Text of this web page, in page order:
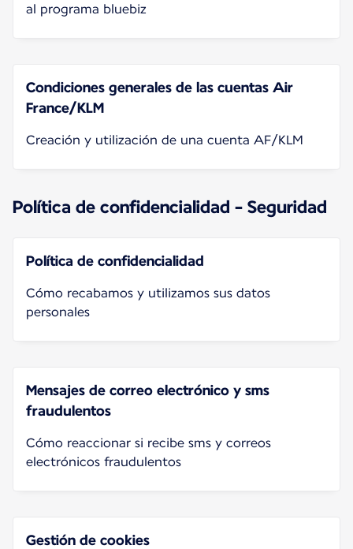
al programa bluebiz
Condiciones generales de las cuentas Air
France/KLM
Creación y utilización de una cuenta AF/KLM
Política de confidencialidad - Seguridad
Política de confidencialidad
Cómo recabamos y utilizamos sus datos
personales
Mensajes de correo electrónico y sms
fraudulentos
Cómo reaccionar si recibe sms y correos
electrónicos fraudulentos
Gestión de cookies